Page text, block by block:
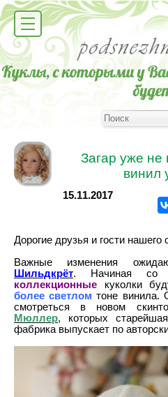
Загар уже
винил
15.11.2017
Дорогие друзья и гости нашего
Важные изменения
Шильдкрёт. Начиная со
коллекционные куколки
более светлом тоне винила.
смотреться в новом
Мюллер, которых
фабрика выпускает по